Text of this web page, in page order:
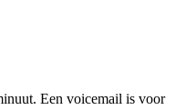
Een voicemail is voor